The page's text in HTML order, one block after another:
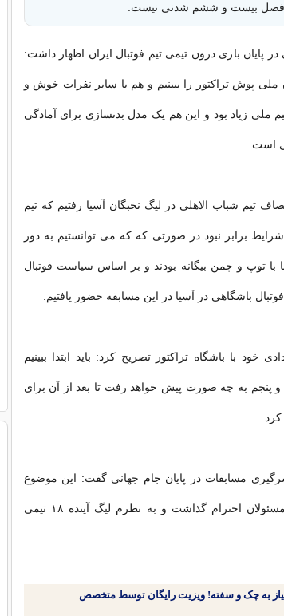
فصل بیست و ششم شدنی نیست.
پایان بازی درون تیمی تیم فوتبال ایران اظهار داشت:
ملی پوش تراکتور را ببینیم و هم با سایر نفرات خوش و
ملی زیاد بود و این هم یک مدل بدنسازی برای آمادگی
است.
تیم شباب الاهلی در لیگ نخبگان آسیا رفتیم که تیم
و شرایط برابر نبود در صورتی که که می توانستیم به دور
با توپ و چمن بیگانه بودند و بر اساس سیاست فوتبال
باشگاهی در آسیا در این مسابقه حضور یافتیم.
خود با باشگاه تراکتور تصریح کرد: باید ابتدا ببینیم
به چه صورت پیش خواهد رفت تا بعد از آن برای
مسابقات در پایان جام جهانی گفت: این موضوع
شدنی نیست اما باید به تصمیم مسئولان احترام گذاشت و به نظرم لیگ آینده ۱۸ تیمی
به چک و سفته! ویزیت رایگان توسط متخصص